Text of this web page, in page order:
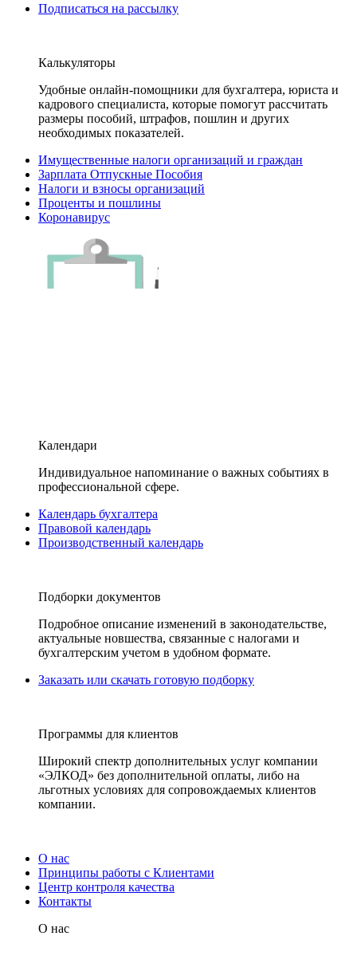
Подписаться на рассылку
Калькуляторы
Удобные онлайн-помощники для бухгалтера, юриста и
кадрового специалиста, которые помогут рассчитать
размеры пособий, штрафов, пошлин и других
необходимых показателей.
Имущественные налоги организаций и граждан
Зарплата Отпускные Пособия
Налоги и взносы организаций
Проценты и пошлины
Коронавирус
Календари
Индивидуальное напоминание о важных событиях в
профессиональной сфере.
Календарь бухгалтера
Правовой календарь
Производственный календарь
Подборки документов
Подробное описание изменений в законодательстве,
актуальные новшества, связанные с налогами и
бухгалтерским учетом в удобном формате.
Заказать или скачать готовую подборку
Программы для клиентов
Широкий спектр дополнительных услуг компании
«ЭЛКОД» без дополнительной оплаты, либо на
льготных условиях для сопровождаемых клиентов
компании.
О нас
Принципы работы с Клиентами
Центр контроля качества
Контакты
О нас